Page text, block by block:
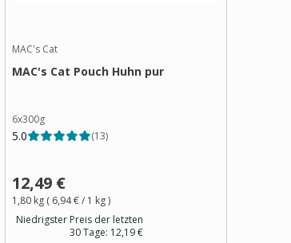
MAC's Cat
MAC's Cat Pouch Huhn pur
6x300g
5.0 (13)
12,49 €
1,80 kg ( 6,94 €/ 1 kg)
Niedrigster Preis der letzten
30 Tage: 12,19 €